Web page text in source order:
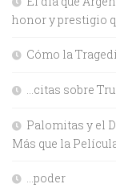
honor y prestigio
Cómo la
…citas sobre
Palomitas y el
Más que la
…poder